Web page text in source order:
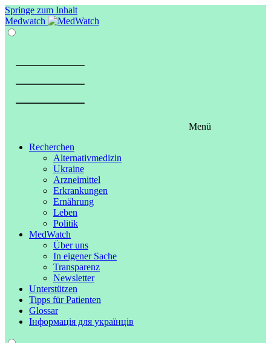
Springe zum Inhalt
Medwatch
Menü
Recherchen
Alternativmedizin
Ukraine
Arzneimittel
Erkrankungen
Ernährung
Leben
Politik
MedWatch
Über uns
In eigener Sache
Transparenz
Newsletter
Unterstützen
Tipps für Patienten
Glossar
Інформація для українців